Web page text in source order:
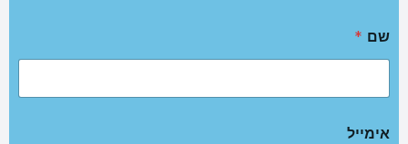
שם *
אימייל